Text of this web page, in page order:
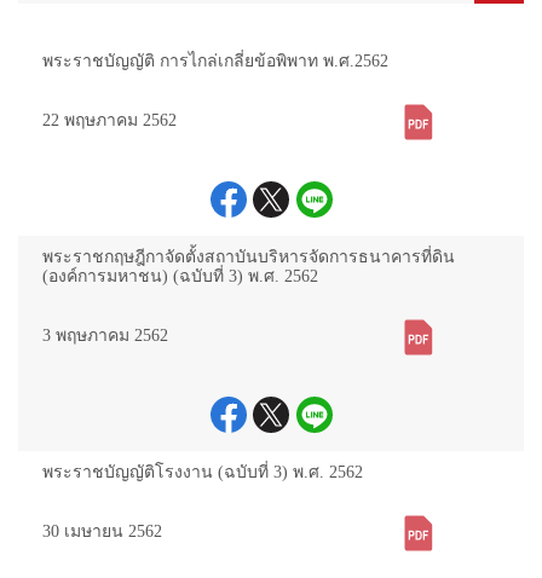
พระราชบัญญัติ การไกล่เกลี่ยข้อพิพาท พ.ศ.2562
22 พฤษภาคม 2562
พระราชกฤษฎีกาจัดตั้งสถาบันบริหารจัดการธนาคารที่ดิน
(องค์การมหาชน) (ฉบับที่ 3) พ.ศ. 2562
3 พฤษภาคม 2562
พระราชบัญญัติโรงงาน (ฉบับที่ 3) พ.ศ. 2562
30 เมษายน 2562